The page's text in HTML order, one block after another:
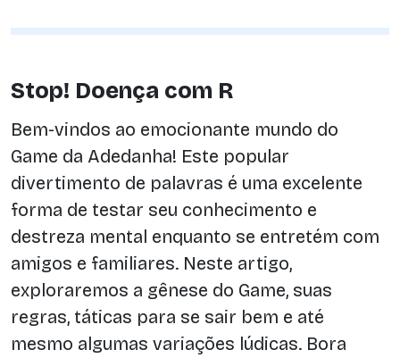
Stop! Doença com R
Bem-vindos ao emocionante mundo do
Game da Adedanha! Este popular
divertimento de palavras é uma excelente
forma de testar seu conhecimento e
destreza mental enquanto se entretém com
amigos e familiares. Neste artigo,
exploraremos a gênese do Game, suas
regras, táticas para se sair bem e até
mesmo algumas variações lúdicas. Bora